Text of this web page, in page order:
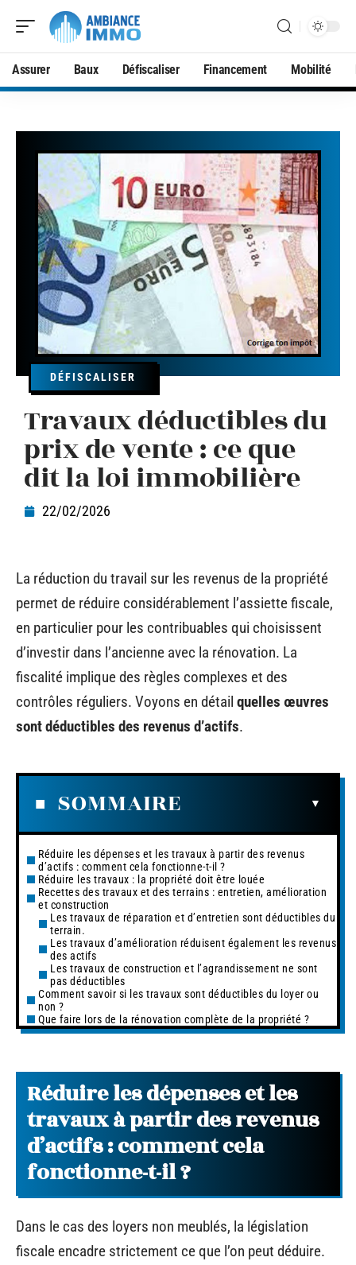
Assurer Baux Défiscaliser Financement Mobilité
DÉFISCALISER
Travaux déductibles du
prix de vente : ce que
dit la loi immobilière
22/02/2026
La réduction du travail sur les revenus de la propriété
permet de réduire considérablement l’assiette fiscale,
en particulier pour les contribuables qui choisissent
d’investir dans l’ancienne avec la rénovation. La
fiscalité implique des règles complexes et des
contrôles réguliers. Voyons en détail quelles œuvres
sont déductibles des revenus d’actifs.
SOMMAIRE
Réduire les dépenses et les travaux à partir des revenus
d’actifs : comment cela fonctionne-t-il ?
Réduire les travaux : la propriété doit être louée
Recettes des travaux et des terrains : entretien, amélioration
et construction
Les travaux de réparation et d’entretien sont déductibles du
terrain.
Les travaux d’amélioration réduisent également les revenus
des actifs
Les travaux de construction et l’agrandissement ne sont
pas déductibles
Comment savoir si les travaux sont déductibles du loyer ou
non ?
Que faire lors de la rénovation complète de la propriété ?
Réduire les dépenses et les
travaux à partir des revenus
d’actifs : comment cela
fonctionne-t-il ?
Dans le cas des loyers non meublés, la législation
fiscale encadre strictement ce que l’on peut déduire.